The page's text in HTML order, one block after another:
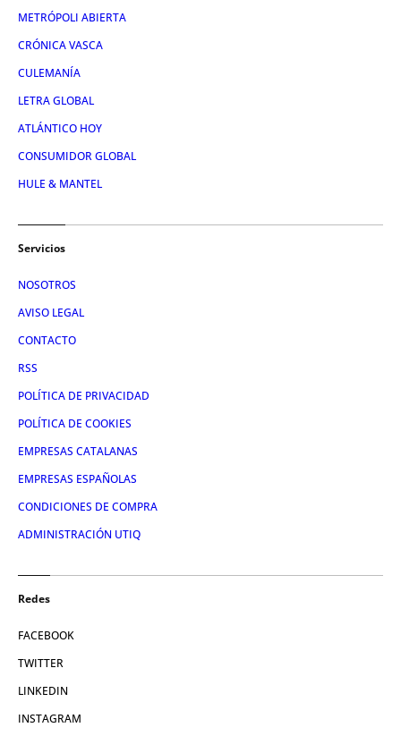
METRÓPOLI ABIERTA
CRÓNICA VASCA
CULEMANÍA
LETRA GLOBAL
ATLÁNTICO HOY
CONSUMIDOR GLOBAL
HULE & MANTEL
Servicios
NOSOTROS
AVISO LEGAL
CONTACTO
RSS
POLÍTICA DE PRIVACIDAD
POLÍTICA DE COOKIES
EMPRESAS CATALANAS
EMPRESAS ESPAÑOLAS
CONDICIONES DE COMPRA
ADMINISTRACIÓN UTIQ
Redes
FACEBOOK
TWITTER
LINKEDIN
INSTAGRAM